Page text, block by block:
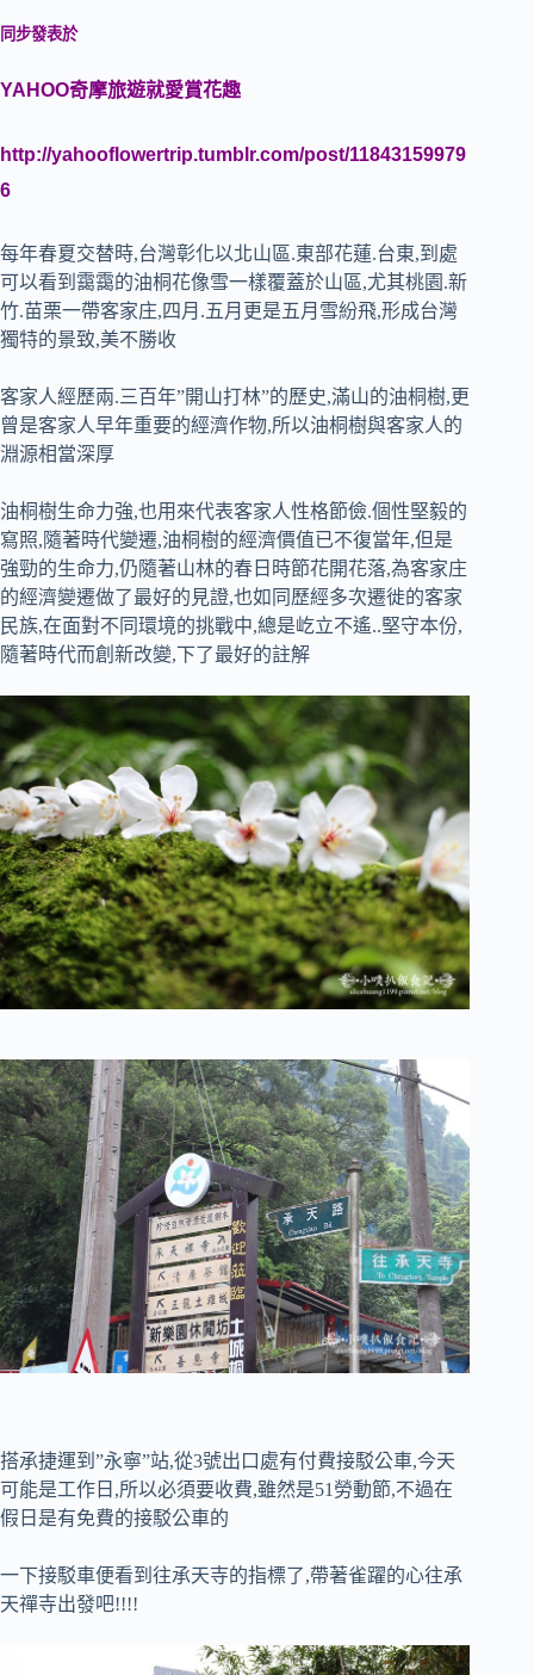
同步發表於
YAHOO奇摩旅遊就愛賞花趣
http://yahooflowertrip.tumblr.com/post/11843159979
6
每年春夏交替時,台灣彰化以北山區.東部花蓮.台東,到處
可以看到靄靄的油桐花像雪一樣覆蓋於山區,尤其桃園.新
竹.苗栗一帶客家庄,四月.五月更是五月雪紛飛,形成台灣
獨特的景致,美不勝收
客家人經歷兩.三百年”開山打林”的歷史,滿山的油桐樹,更
曾是客家人早年重要的經濟作物,所以油桐樹與客家人的
淵源相當深厚
油桐樹生命力強,也用來代表客家人性格節儉.個性堅毅的
寫照,隨著時代變遷,油桐樹的經濟價值已不復當年,但是
強勁的生命力,仍隨著山林的春日時節花開花落,為客家庄
的經濟變遷做了最好的見證,也如同歷經多次遷徙的客家
民族,在面對不同環境的挑戰中,總是屹立不遙..堅守本份,
隨著時代而創新改變,下了最好的註解
搭承捷運到”永寧”站,從3號出口處有付費接駁公車,今天
可能是工作日,所以必須要收費,雖然是51勞動節,不過在
假日是有免費的接駁公車的
一下接駁車便看到往承天寺的指標了,帶著雀躍的心往承
天禪寺出發吧!!!!